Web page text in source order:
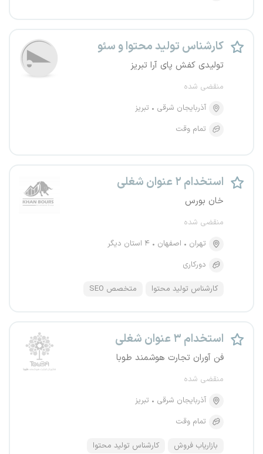
کارشناس تولید محتوا و سئو
تولیدی کفش پای آرا تبریز
منقضی شده
آذربایجان شرقی
تبریز
تمام وقت
استخدام ۲ عنوان شغلی
خان بورس
منقضی شده
تهران
اصفهان
۴ استان دیگر
دورکاری
کارشناس تولید محتوا متخصص SEO
استخدام ۳ عنوان شغلی
فن آوران تجارت هوشمند طوبا
منقضی شده
آذربایجان شرقی
تبریز
تمام وقت
بازاریاب فروش
کارشناس تولید محتوا